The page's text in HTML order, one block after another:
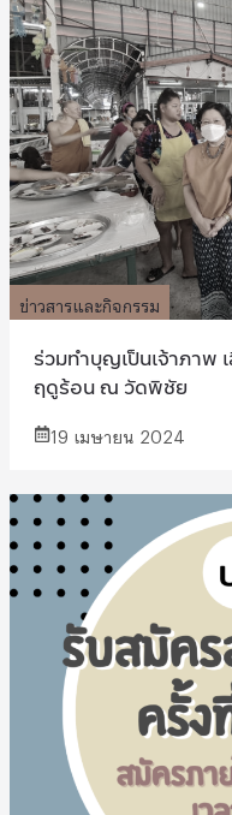
ข่าวสารและกิจกรรม
ร่วมทำบุญเป็นเจ้าภาพ
ฤดูร้อน ณ วัดพิชัย
19 เมษายน 2024